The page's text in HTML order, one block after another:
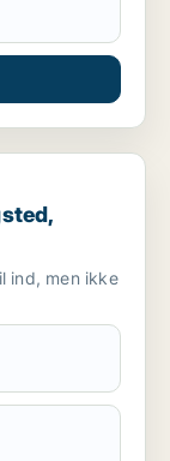
eller
ind, men ikke